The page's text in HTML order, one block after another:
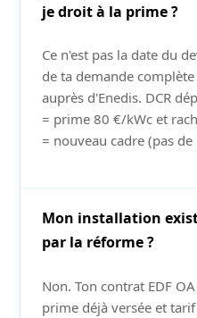
je droit à la prime ?
Ce n'est pas la date du
de ta demande
auprès d'Enedis. DCR
= prime 80 €/kWc et
= nouveau cadre (pas
Mon installation
par la réforme ?
Non. Ton contrat EDF
prime déjà versée et